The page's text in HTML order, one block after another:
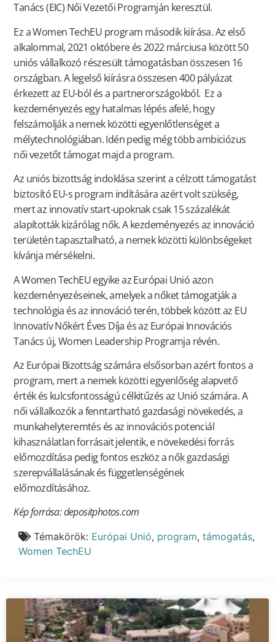
Tanács (EIC) Női Vezetői Programján keresztül.
Ez a Women TechEU program második kiírása. Az első
alkalommal, 2021 októbere és 2022 márciusa között 50
uniós vállalkozó részesült támogatásban összesen 16
országban. A legelső kiírásra összesen 400 pályázat
érkezett az EU-ból és a partnerországokból. Ez a
kezdeményezés egy hatalmas lépés afelé, hogy
felszámolják a nemek közötti egyenlőtlenséget a
mélytechnológiában. Idén pedig még több ambiciózus
női vezetőt támogat majd a program.
Az uniós bizottság indoklása szerint a célzott támogatást
biztosító EU-s program indítására azért volt szükség,
mert az innovatív start-upoknak csak 15 százalékát
alapították kizárólag nők. A kezdeményezés az innováció
területén tapasztalható, a nemek közötti különbségeket
kívánja mérsékelni.
A Women TechEU egyike az Európai Unió azon
kezdeményezéseinek, amelyek a nőket támogatják a
technológia és az innováció terén, többek között az EU
Innovatív Nőkért Éves Díja és az Európai Innovációs
Tanács új, Women Leadership Programja révén.
Az Európai Bizottság számára elsősorban azért fontos a
program, mert a nemek közötti egyenlőség alapvető
érték és kulcsfontosságú célkitűzés az Unió számára. A
női vállalkozók a fenntartható gazdasági növekedés, a
munkahelyteremtés és az innovációs potenciál
kihasználatlan forrásait jelentik, e növekedési forrás
előmozdítása pedig fontos eszköz a nők gazdasági
szerepvállalásának és függetlenségének
előmozdításához.
Kép forrása: depositphotos.com
Témakörök: Európai Unió, program, támogatás,
Women TechEU